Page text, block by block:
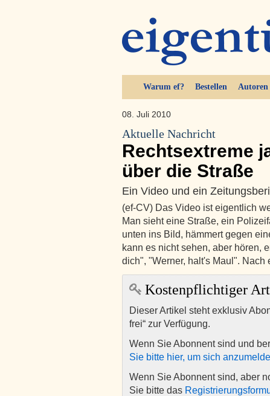
Warum ef? Bestellen Autoren
08. Juli 2010
Aktuelle Nachricht
Rechtsextreme
über die Straße
Ein Video und ein
(ef-CV) Das Video ist eigentlich
Man sieht eine Straße, ein
unten ins Bild, hämmert gegen
kann es nicht sehen, aber hören,
dich", "Werner, halt's Maul". Nach
Kostenpflichtiger
Dieser Artikel steht exklusiv
frei“ zur Verfügung.
Wenn Sie Abonnent sind und
Sie bitte hier, um sich
Wenn Sie Abonnent sind, aber
Sie bitte das